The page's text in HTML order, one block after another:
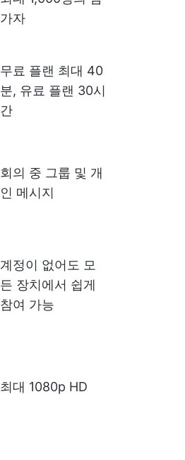
가자
무료 플랜 최대 40
분, 유료 플랜 30시
간
회의 중 그룹 및 개
인 메시지
계정이 없어도 모
든 장치에서 쉽게
참여 가능
최대 1080p HD